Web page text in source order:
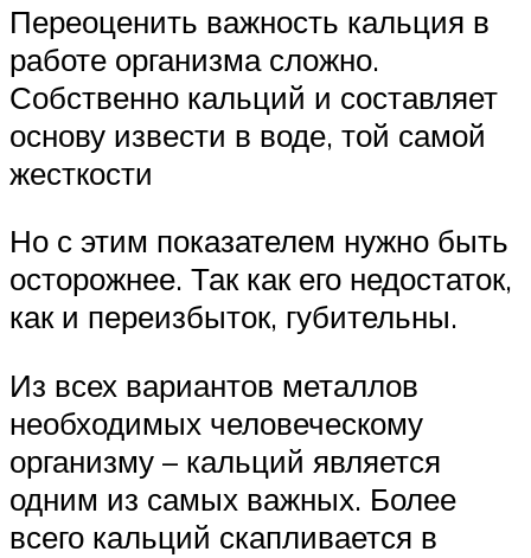
Переоценить важность кальция в
работе организма сложно.
Собственно кальций и составляет
основу извести в воде, той самой
жесткости
Но с этим показателем нужно быть
осторожнее. Так как его недостаток,
как и переизбыток, губительны.
Из всех вариантов металлов
необходимых человеческому
организму – кальций является
одним из самых важных. Более
всего кальций скапливается в